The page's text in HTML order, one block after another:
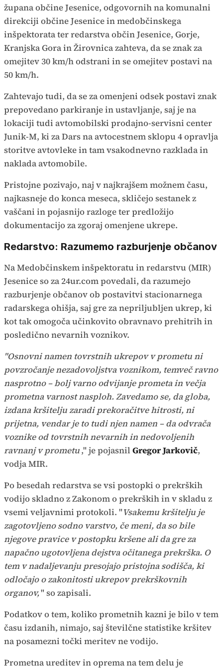
župana občine Jesenice, odgovornih na komunalni
direkciji občine Jesenice in medobčinskega
inšpektorata ter redarstva občin Jesenice, Gorje,
Kranjska Gora in Žirovnica zahteva, da se znak za
omejitev 30 km/h odstrani in se omejitev postavi na
50 km/h.
Zahtevajo tudi, da se za omenjeni odsek postavi znak
prepovedano parkiranje in ustavljanje, saj je na
lokaciji tudi avtomobilski prodajno-servisni center
Junik-M, ki za Dars na avtocestnem sklopu 4 opravlja
storitve avtovleke in tam vsakodnevno razklada in
naklada avtomobile.
Pristojne pozivajo, naj v najkrajšem možnem času,
najkasneje do konca meseca, skličejo sestanek z
vaščani in pojasnijo razloge ter predložijo
dokumentacijo za zgoraj omenjene ukrepe.
Redarstvo: Razumemo razburjenje občanov
Na Medobčinskem inšpektoratu in redarstvu (MIR)
Jesenice so za 24ur.com povedali, da razumejo
razburjenje občanov ob postavitvi stacionarnega
radarskega ohišja, saj gre za nepriljubljen ukrep, ki
kot tak omogoča učinkovito obravnavo prehitrih in
posledično nevarnih voznikov.
"Osnovni namen tovrstnih ukrepov v prometu ni
povzročanje nezadovoljstva voznikom, temveč ravno
nasprotno – bolj varno odvijanje prometa in večja
prometna varnost nasploh. Zavedamo se, da globa,
izdana kršitelju zaradi prekoračitve hitrosti, ni
prijetna, vendar je to tudi njen namen – da odvrača
voznike od tovrstnih nevarnih in nedovoljenih
ravnanj v prometu," je pojasnil Gregor Jarkovič,
vodja MIR.
Po besedah redarstva se vsi postopki o prekrških
vodijo skladno z Zakonom o prekrških in v skladu z
vsemi veljavnimi protokoli. "Vsakemu kršitelju je
zagotovljeno sodno varstvo, če meni, da so bile
njegove pravice v postopku kršene ali da gre za
napačno ugotovljena dejstva očitanega prekrška. O
tem v nadaljevanju presojajo pristojna sodišča, ki
odločajo o zakonitosti ukrepov prekrškovnih
organov," so zapisali.
Podatkov o tem, koliko prometnih kazni je bilo v tem
času izdanih, nimajo, saj številčne statistike kršitev
na posamezni točki meritev ne vodijo.
Prometna ureditev in oprema na tem delu je